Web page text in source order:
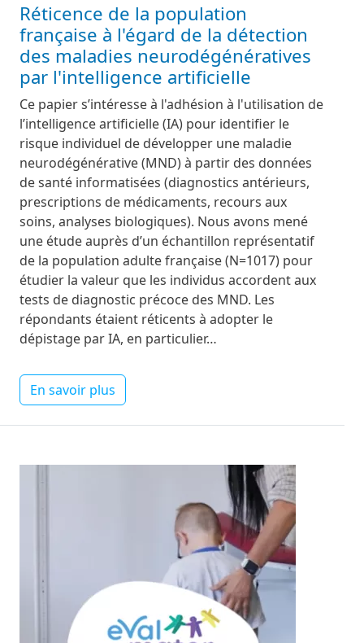
Réticence de la population
française à l'égard de la détection
des maladies neurodégénératives
par l'intelligence artificielle
Ce papier s’intéresse à l'adhésion à l'utilisation de
l’intelligence artificielle (IA) pour identifier le
risque individuel de développer une maladie
neurodégénérative (MND) à partir des données
de santé informatisées (diagnostics antérieurs,
prescriptions de médicaments, recours aux
soins, analyses biologiques). Nous avons mené
une étude auprès d’un échantillon représentatif
de la population adulte française (N=1017) pour
étudier la valeur que les individus accordent aux
tests de diagnostic précoce des MND. Les
répondants étaient réticents à adopter le
dépistage par IA, en particulier…
En savoir plus